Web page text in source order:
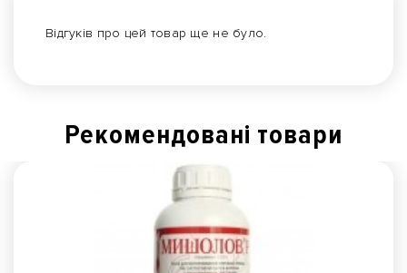
Відгуків про цей товар ще не було.
Рекомендованi товари